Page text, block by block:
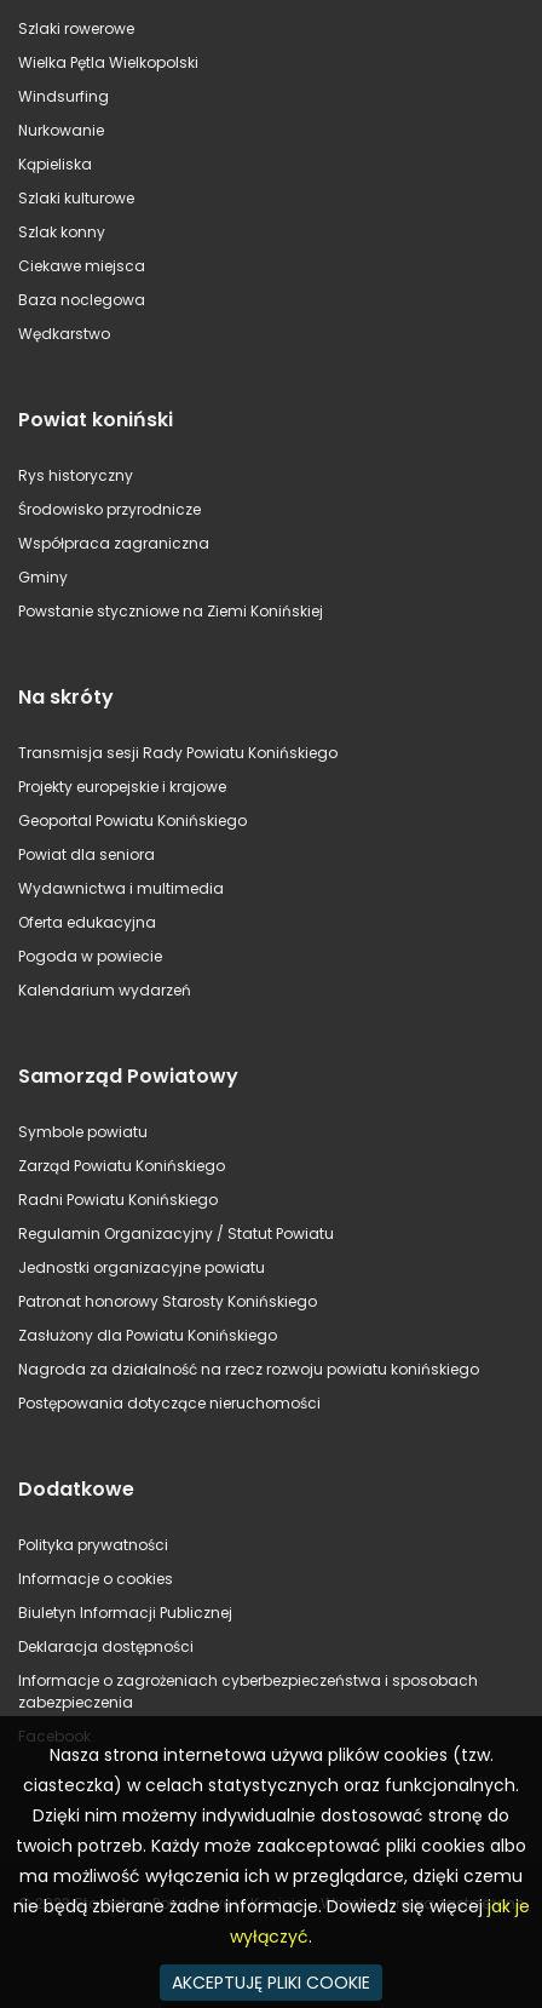
Szlaki rowerowe
Wielka Pętla Wielkopolski
Windsurfing
Nurkowanie
Kąpieliska
Szlaki kulturowe
Szlak konny
Ciekawe miejsca
Baza noclegowa
Wędkarstwo
Powiat koniński
Rys historyczny
Środowisko przyrodnicze
Współpraca zagraniczna
Gminy
Powstanie styczniowe na Ziemi Konińskiej
Na skróty
Transmisja sesji Rady Powiatu Konińskiego
Projekty europejskie i krajowe
Geoportal Powiatu Konińskiego
Powiat dla seniora
Wydawnictwa i multimedia
Oferta edukacyjna
Pogoda w powiecie
Kalendarium wydarzeń
Samorząd Powiatowy
Symbole powiatu
Zarząd Powiatu Konińskiego
Radni Powiatu Konińskiego
Regulamin Organizacyjny / Statut Powiatu
Jednostki organizacyjne powiatu
Patronat honorowy Starosty Konińskiego
Zasłużony dla Powiatu Konińskiego
Nagroda za działalność na rzecz rozwoju powiatu konińskiego
Postępowania dotyczące nieruchomości
Dodatkowe
Polityka prywatności
Informacje o cookies
Biuletyn Informacji Publicznej
Deklaracja dostępności
Informacje o zagrożeniach cyberbezpieczeństwa i sposobach
zabezpieczenia
Facebook
© 2023 Starostwo Powiatowe w Koninie – Wszelkie prawa zastrzeżone
Realizacja:WR Consulting
Nasza strona internetowa używa plików cookies (tzw.
ciasteczka) w celach statystycznych oraz funkcjonalnych.
Dzięki nim możemy indywidualnie dostosować stronę do
twoich potrzeb. Każdy może zaakceptować pliki cookies albo
ma możliwość wyłączenia ich w przeglądarce, dzięki czemu
nie będą zbierane żadne informacje. Dowiedz się więcejjak je
wyłączyć.
AKCEPTUJĘ PLIKI COOKIE